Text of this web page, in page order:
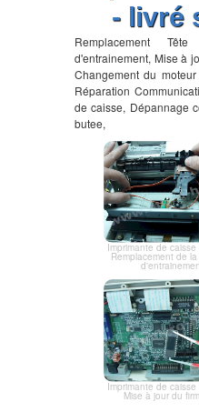
- livré
Remplacement
d'entrainement, Mise à
Changement du
Réparation
de caisse, Dépannage
butee,
Imprimante de caisse
Remplacement de
Imprimante de caisse
Mise à jour du